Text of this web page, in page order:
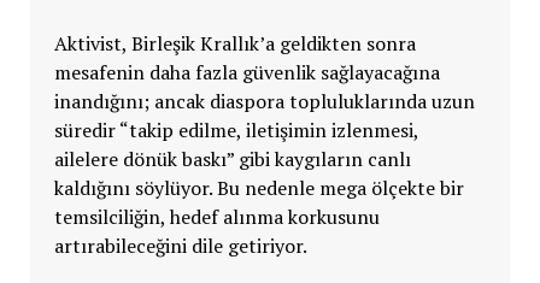
Aktivist, Birleşik Krallık’a geldikten sonra
mesafenin daha fazla güvenlik sağlayacağına
inandığını; ancak diaspora topluluklarında uzun
süredir “takip edilme, iletişimin izlenmesi,
ailelere dönük baskı” gibi kaygıların canlı
kaldığını söylüyor. Bu nedenle mega ölçekte bir
temsilciliğin, hedef alınma korkusunu
artırabileceğini dile getiriyor.